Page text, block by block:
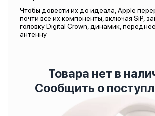
Чтобы довести их до идеала, Apple
почти все их компоненты, включая SiP,
головку Digital Crown, динамик,
антенну
Товара нет в
Сообщить о